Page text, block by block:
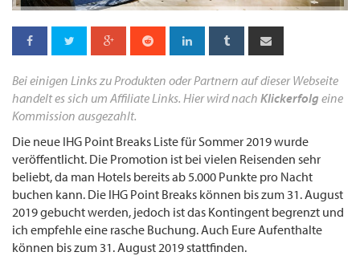
Bei einigen Links zu Produkten oder Partnern auf dieser Webseite
handelt es sich um Affiliate Links. Hier wird nach Klickerfolg eine
Kommission ausgezahlt.
Die neue IHG Point Breaks Liste für Sommer 2019 wurde
veröffentlicht. Die Promotion ist bei vielen Reisenden sehr
beliebt, da man Hotels bereits ab 5.000 Punkte pro Nacht
buchen kann. Die IHG Point Breaks können bis zum 31. August
2019 gebucht werden, jedoch ist das Kontingent begrenzt und
ich empfehle eine rasche Buchung. Auch Eure Aufenthalte
können bis zum 31. August 2019 stattfinden.